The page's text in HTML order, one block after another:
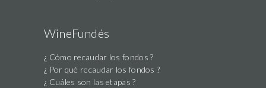
WineFundés
¿ Cómo recaudar los fondos ?
¿ Por qué recaudar los fondos ?
¿ Cuáles son las etapas ?